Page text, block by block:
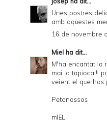
Unes postres
amb aquestes
16 de novembre
Miel ha dit...
M'ha encantat la
mai la tapioca!!!
veient el que has
Petonassos
mIEL